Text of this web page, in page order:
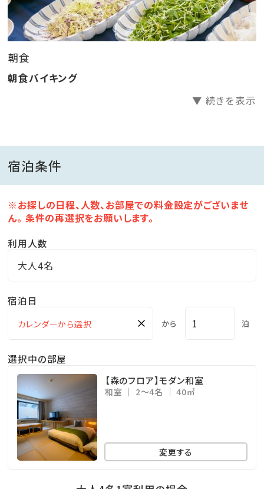
朝食
朝食バイキング
▼ 続きを表示
宿泊条件
※お探しの日程、人数、お部屋での料金設定がございませ
ん。 条件の再選択をお願いします。
利用人数
大人4名
宿泊日
× から 泊
選択中の部屋
【森のフロア】モダン和室
和室 2～4名 40㎡
変更する